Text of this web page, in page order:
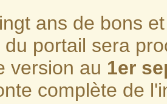
ans de bons
du portail sera
version au 1er
complète de